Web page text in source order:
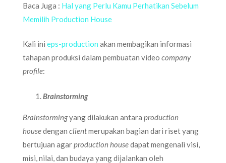
Baca Juga : Hal yang Perlu Kamu Perhatikan Sebelum
Memilih Production House
Kali ini eps-production akan membagikan informasi
tahapan produksi dalam pembuatan video company
profile:
Brainstorming
Brainstormingyang dilakukan antara production
housedengan clientmerupakan bagian dari riset yang
bertujuan agarproduction housedapat mengenali visi,
misi, nilai, dan budaya yang dijalankan oleh